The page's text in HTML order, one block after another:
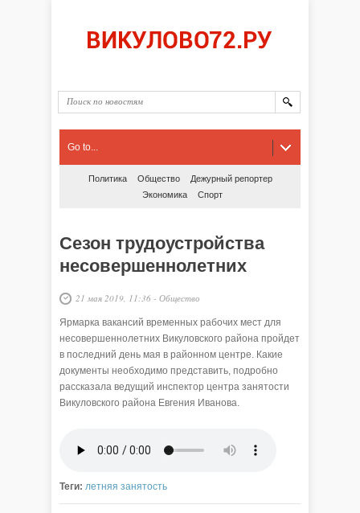
Go to...
Политика Общество
Дежурный репортер
Экономика
Спорт
Сезон трудоустройства
несовершеннолетних
21 мая 2019, 11:36 - Общество
Ярмарка вакансий временных рабочих мест для
несовершеннолетних Викуловского района пройдет
в последний день мая в районном центре. Какие
документы необходимо представить, подробно
рассказала ведущий инспектор центра занятости
Викуловского района Евгения Иванова.
Теги: летняя занятость